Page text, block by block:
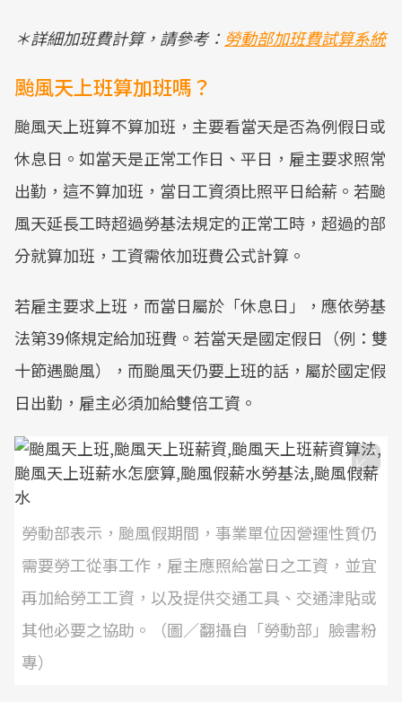
＊詳細加班費計算，請參考： 勞動部加班費試算系統
颱風天上班算加班嗎？
颱風天上班算不算加班，主要看當天是否為例假日或
休息日。如當天是正常工作日、平日，雇主要求照常
出勤，這不算加班，當日工資須比照平日給薪。若颱
風天延長工時超過勞基法規定的正常工時，超過的部
分就算加班，工資需依加班費公式計算。
若雇主要求上班，而當日屬於「休息日」，應依勞基
法第39條規定給加班費。若當天是國定假日（例：雙
十節遇颱風），而颱風天仍要上班的話，屬於國定假
日出勤，雇主必須加給雙倍工資。
勞動部表示，颱風假期間，事業單位因營運性質仍
需要勞工從事工作，雇主應照給當日之工資，並宜
再加給勞工工資，以及提供交通工具、交通津貼或
其他必要之協助。（圖／翻攝自「勞動部」臉書粉
專）